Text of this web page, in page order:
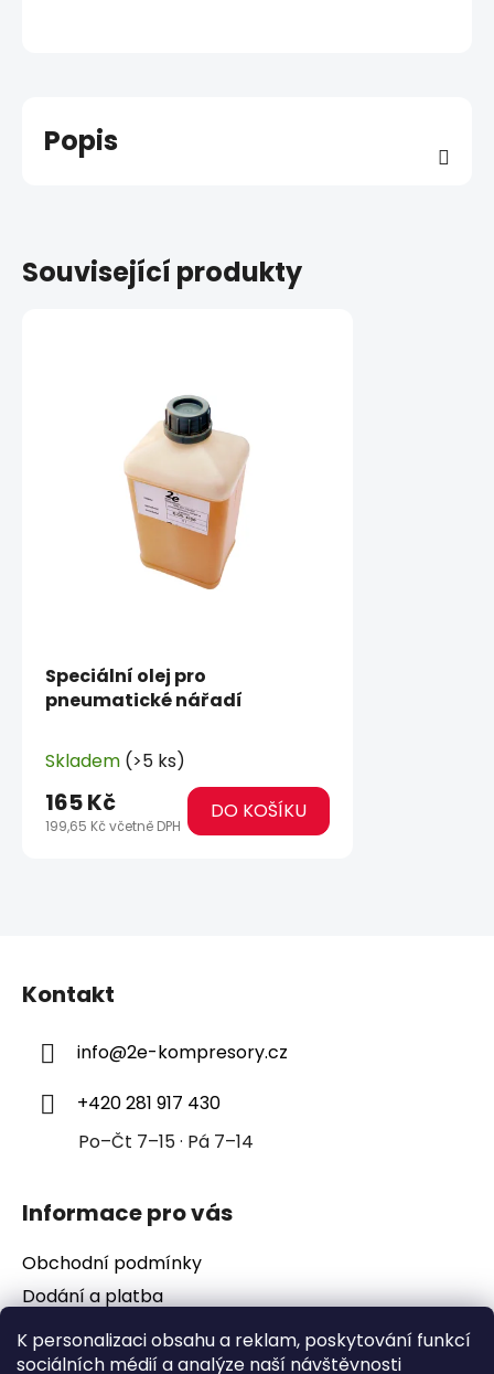
K personalizaci obsahu a reklam, poskytování funkcí
sociálních médií a analýze naší návštěvnosti
Popis
Související produkty
Speciální olej pro
pneumatické nářadí
Skladem (>5 ks)
199,65 Kč včetně DPH
165 Kč DO KOŠÍKU
Kontakt
info@2e-kompresory.cz
+420 281 917 430
Po–Čt 7–15 · Pá 7–14
Informace pro vás
Obchodní podmínky
Dodání a platba
Podmínky ochrany osobních údajů